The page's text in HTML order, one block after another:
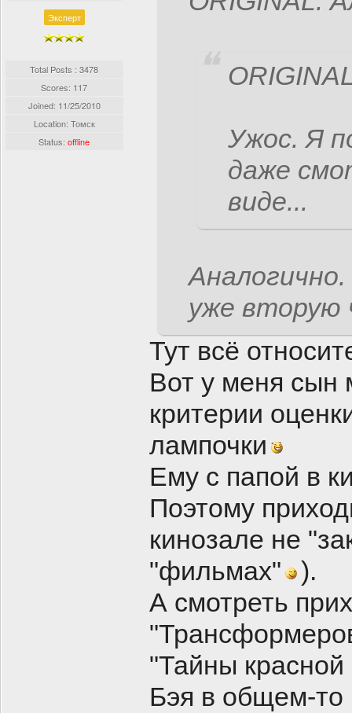
Эксперт
Total Posts : 3478
Scores: 117
Joined: 11/25/2010
Location: Томск
Status:offline
Ужос. Я
даже
виде...
уже вторую
Тут всё
Вот у меня сын
критерии
лампочки
Ему с папой в
Поэтому
кинозале не
"фильмах"
).
А смотреть
"Тайны
Бэя в общем-то